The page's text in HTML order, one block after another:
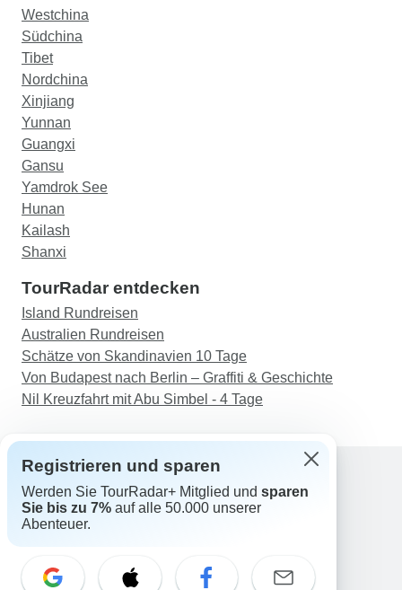
Westchina
Südchina
Tibet
Nordchina
Xinjiang
Yunnan
Guangxi
Gansu
Yamdrok See
Hunan
Kailash
Shanxi
TourRadar entdecken
Island Rundreisen
Australien Rundreisen
Schätze von Skandinavien 10 Tage
Von Budapest nach Berlin – Graffiti & Geschichte
Nil Kreuzfahrt mit Abu Simbel - 4 Tage
Support
Kontakt
Schweiz +41 225 183 195
Registrieren und sparen
Werden Sie TourRadar+ Mitglied und sparen
Sie bis zu 7% auf alle 50.000 unserer
Abenteuer.